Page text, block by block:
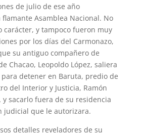
de julio de ese año
Asamblea Nacional. No
carácter, y tampoco fueron muy
por los días del Carmonazo,
su antiguo compañero de
Chacao, Leopoldo López, saliera
detener en Baruta, predio de
del Interior y Justicia, Ramón
y sacarlo fuera de su residencia
judicial que le autorizara.
detalles reveladores de su